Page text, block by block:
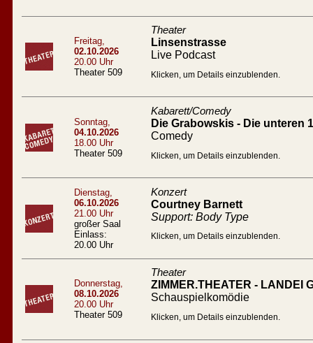
Freitag,
02.10.2026
20.00 Uhr
Theater 509
Theater
Linsenstrasse
Live Podcast
Klicken, um Details einzublenden.
Sonntag,
04.10.2026
18.00 Uhr
Theater 509
Kabarett/Comedy
Die Grabowskis - Die unteren
Comedy
Klicken, um Details einzublenden.
Dienstag,
06.10.2026
21.00 Uhr
großer Saal
Einlass:
20.00 Uhr
Konzert
Courtney Barnett
Support: Body Type
Klicken, um Details einzublenden.
Donnerstag,
08.10.2026
20.00 Uhr
Theater 509
Theater
ZIMMER.THEATER - LANDEI
Schauspielkomödie
Klicken, um Details einzublenden.